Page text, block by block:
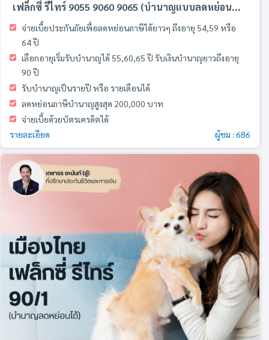
เฟล็กซี่ รีไทร์ 9055 9060 9065 (บำนาญแบบลดหย่อน...
จ่ายเบี้ยประกันภัยเพื่อลดหย่อนภาษีได้ยาวๆ ถึงอายุ 54,59 หรือ
64 ปี
เลือกอายุเริ่มรับบำนาญได้ 55,60,65 ปี รับเงินบํานาญยาวถึงอายุ
90 ปี
รับบำนาญเป็นรายปี หรือ รายเดือนได้
ลดหย่อนภาษีบำนาญสูงสุด 200,000 บาท
จ่ายเบี้ยด้วยบัตรเครดิตได้
รายละเอียด
ผู้ชม : 686